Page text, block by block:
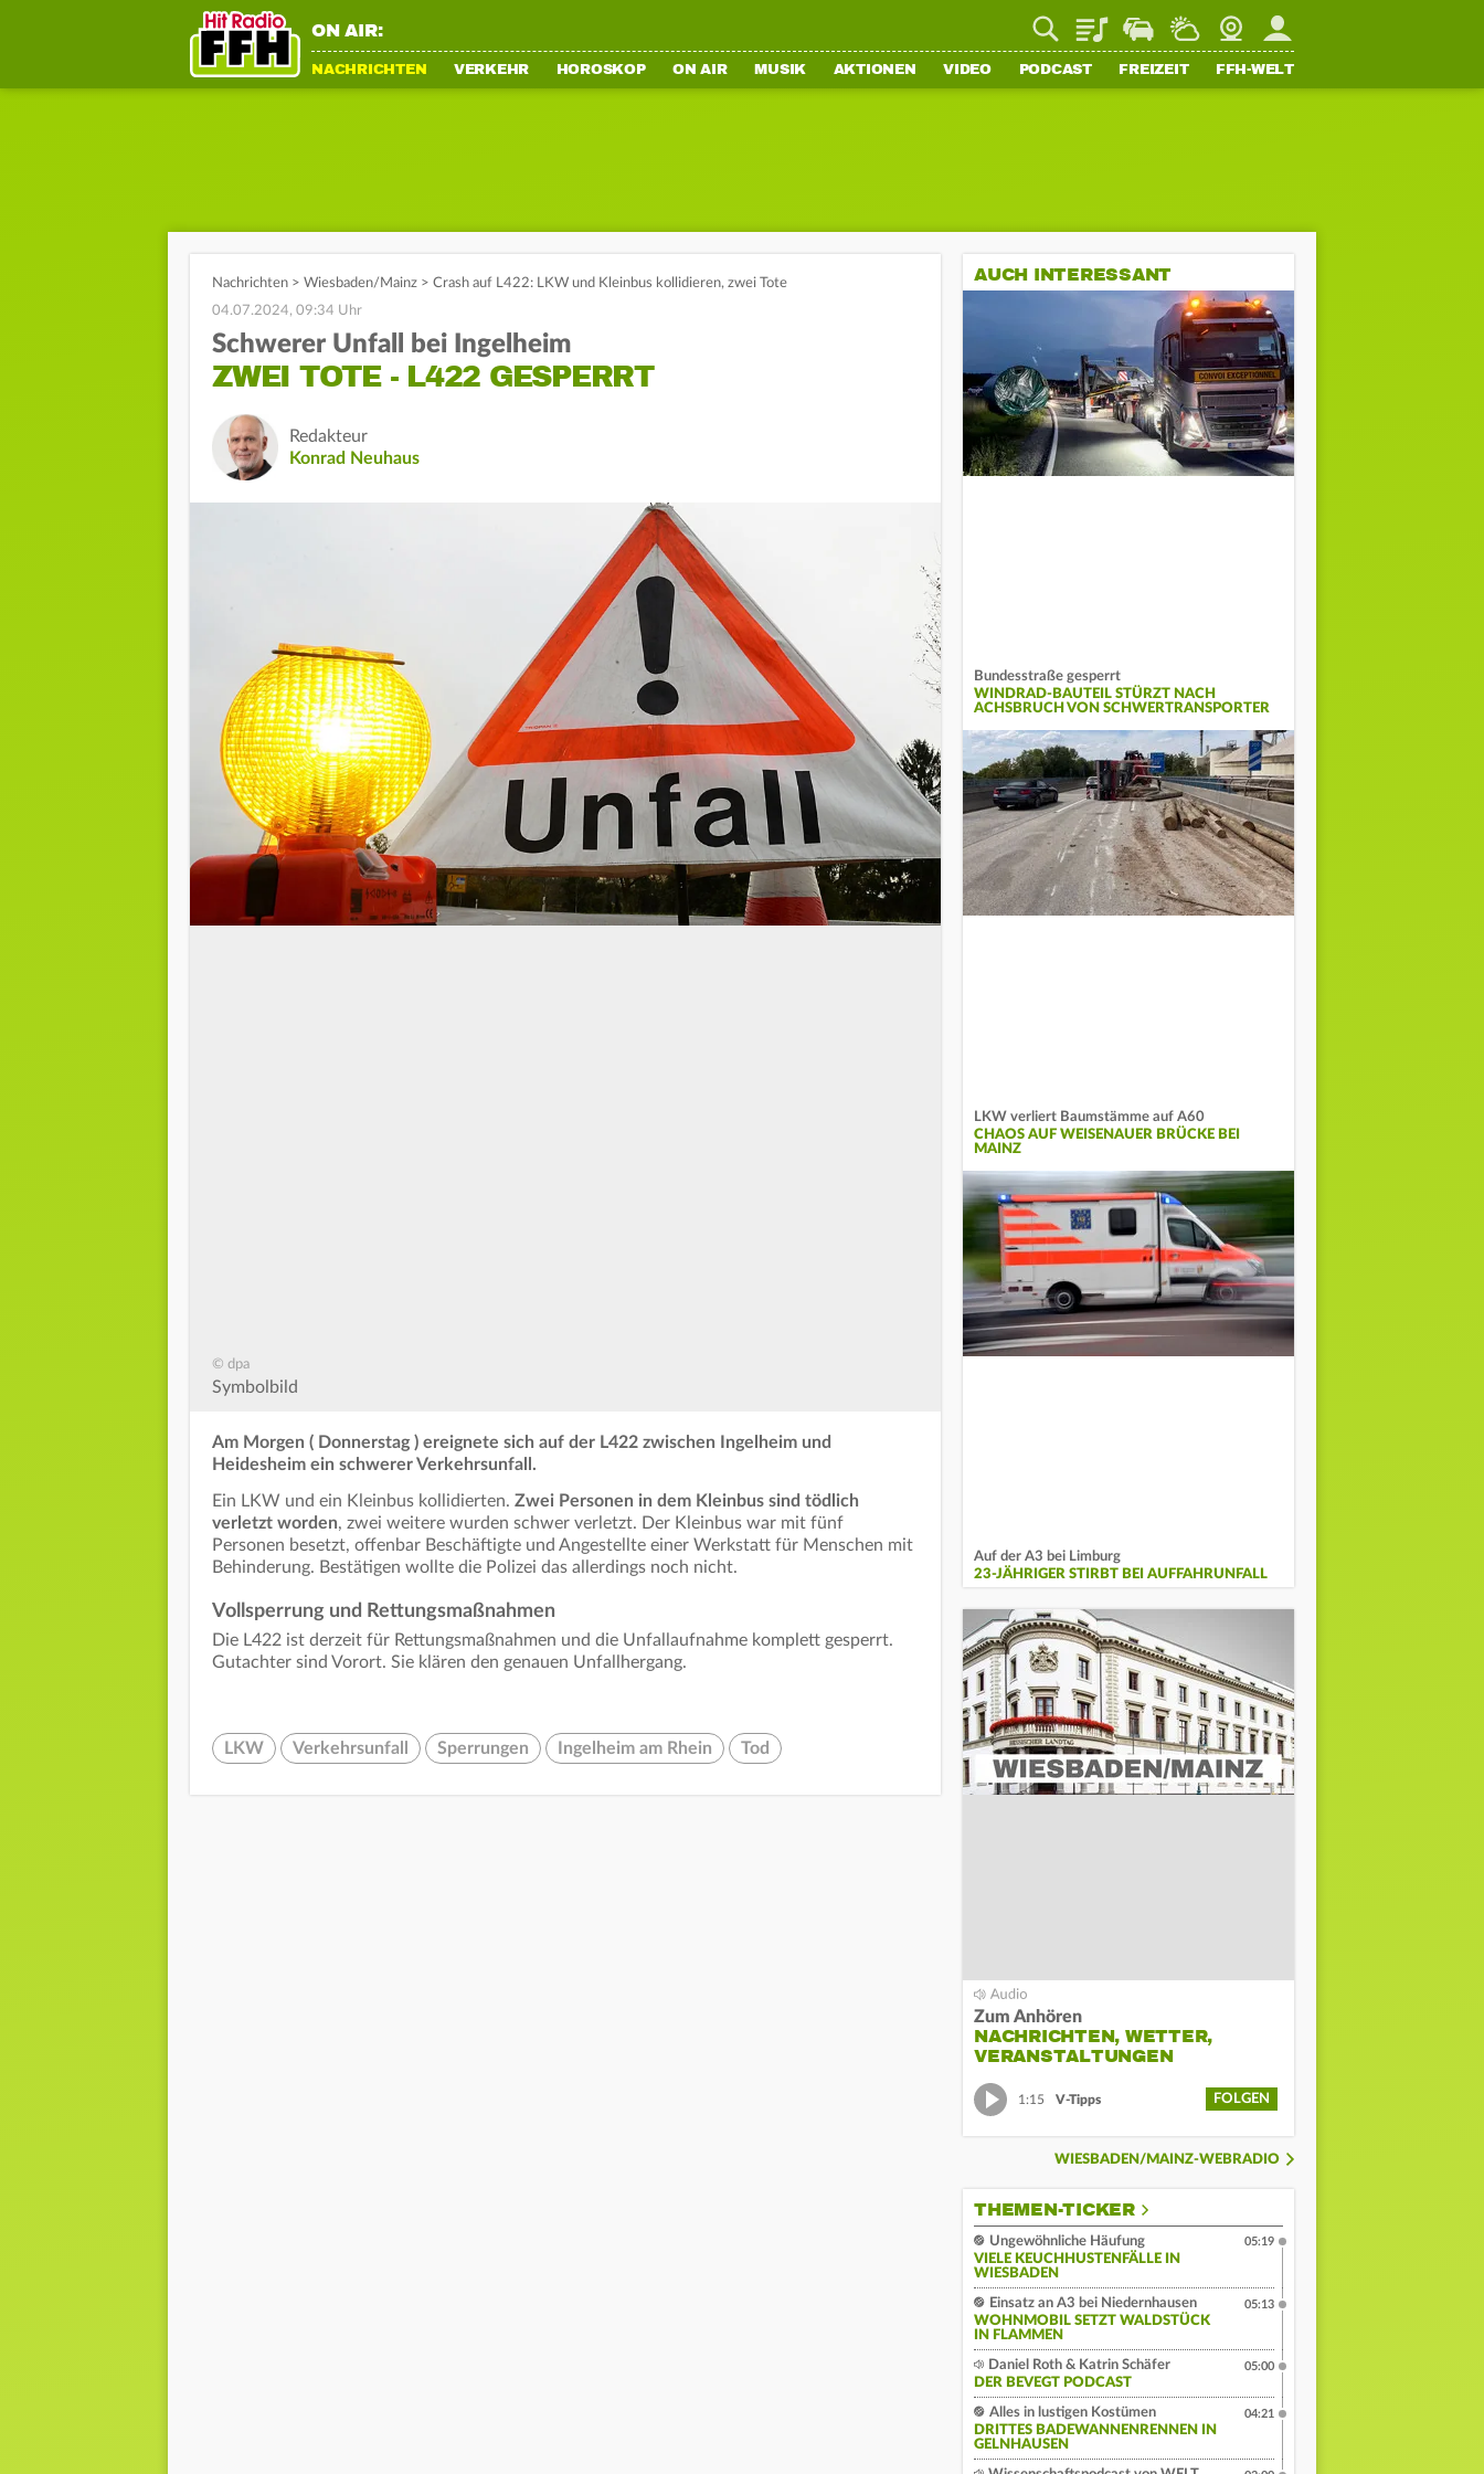
ON AIR: PlaylistStaupilotWetterWebcamMein FFH
NACHRICHTEN VERKEHR HOROSKOP ON AIR MUSIK AKTIONEN VIDEO PODCAST FREIZEIT FFH-WELT
Nachrichten > Wiesbaden/Mainz > Crash auf L422: LKW und Kleinbus kollidieren, zwei Tote
04.07.2024, 09:34 Uhr
Schwerer Unfall bei Ingelheim
ZWEI TOTE - L422 GESPERRT
Redakteur
Konrad Neuhaus
© dpa
Symbolbild
Am Morgen ( Donnerstag ) ereignete sich auf der L422 zwischen Ingelheim und
Heidesheim ein schwerer Verkehrsunfall.
Ein LKW und ein Kleinbus kollidierten. Zwei Personen in dem Kleinbus sind tödlich
verletzt worden, zwei weitere wurden schwer verletzt. Der Kleinbus war mit fünf
Personen besetzt, offenbar Beschäftigte und Angestellte einer Werkstatt für Menschen mit
Behinderung. Bestätigen wollte die Polizei das allerdings noch nicht.
Vollsperrung und Rettungsmaßnahmen
Die L422 ist derzeit für Rettungsmaßnahmen und die Unfallaufnahme komplett gesperrt.
Gutachter sind Vorort. Sie klären den genauen Unfallhergang.
LKW Verkehrsunfall Sperrungen Ingelheim am Rhein Tod
AUCH INTERESSANT
Bundesstraße gesperrt
WINDRAD-BAUTEIL STÜRZT NACH
ACHSBRUCH VON SCHWERTRANSPORTER
LKW verliert Baumstämme auf A60
CHAOS AUF WEISENAUER BRÜCKE BEI
MAINZ
Auf der A3 bei Limburg
23-JÄHRIGER STIRBT BEI AUFFAHRUNFALL
Zum Anhören
NACHRICHTEN, WETTER,
VERANSTALTUNGEN
1:15 V-Tipps FOLGEN
WIESBADEN/MAINZ-WEBRADIO
THEMEN-TICKER
Ungewöhnliche Häufung
VIELE KEUCHHUSTENFÄLLE IN
WIESBADEN
05:19
Einsatz an A3 bei Niedernhausen
WOHNMOBIL SETZT WALDSTÜCK
IN FLAMMEN
05:13
Daniel Roth & Katrin Schäfer
DER BEVEGT PODCAST
05:00
Alles in lustigen Kostümen
DRITTES BADEWANNENRENNEN IN
GELNHAUSEN
04:21